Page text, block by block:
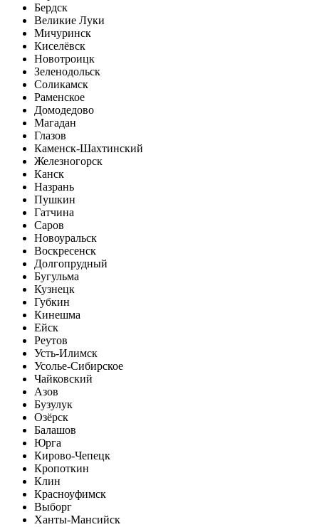
Бердск
Великие Луки
Мичуринск
Киселёвск
Новотроицк
Зеленодольск
Соликамск
Раменское
Домодедово
Магадан
Глазов
Каменск-Шахтинский
Железногорск
Канск
Назрань
Пушкин
Гатчина
Саров
Новоуральск
Воскресенск
Долгопрудный
Бугульма
Кузнецк
Губкин
Кинешма
Ейск
Реутов
Усть-Илимск
Усолье-Сибирское
Чайковский
Азов
Бузулук
Озёрск
Балашов
Юрга
Кирово-Чепецк
Кропоткин
Клин
Красноуфимск
Выборг
Ханты-Мансийск